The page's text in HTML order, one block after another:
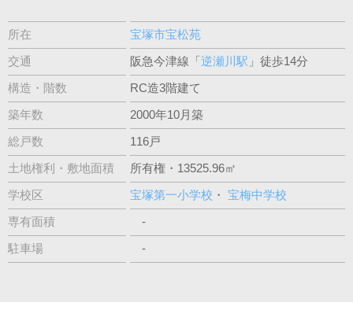
所在 宝塚市宝松苑
交通 阪急今津線「 逆瀬川駅 」徒歩14分
構造・階数 RC造3階建て
築年数 2000年10月築
総戸数 116戸
土地権利・敷地面積 所有権・13525.96㎡
学校区 宝塚第一小学校 ・ 宝梅中学校
専有面積 -
駐車場 -